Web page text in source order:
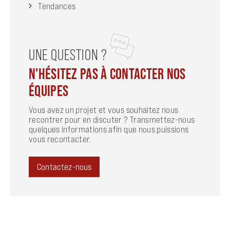
Tendances
N'HÉSITEZ PAS À CONTACTER NOS
ÉQUIPES
UNE QUESTION ?
Vous avez un projet et vous souhaitez nous
recontrer pour en discuter ? Transmettez-nous
quelques informations afin que nous puissions
vous recontacter.
Contactez-nous